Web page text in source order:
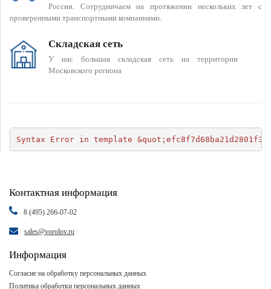
России. Сотрудничаем на протяжении нескольких лет с
проверенными транспортными компаниями.
Складская сеть
У нас большая складская сеть на территории
Московского региона
Syntax Error in template
Контактная информация
8 (495) 266-07-02
sales@vorolov.ru
Информация
Согласие на обработку персональных данных
Политика обработки персональных данных